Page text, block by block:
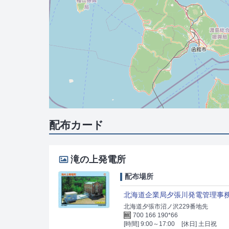
配布カード
滝の上発電所
配布場所
北海道企業局夕張川発電管理事
北海道夕張市沼ノ沢229番地先
700 166 190*66
[時間] 9:00～17:00
[休日] 土日祝